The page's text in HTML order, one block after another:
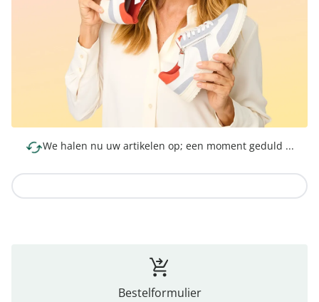
We halen nu uw artikelen op; een moment geduld ...
Bestelformulier